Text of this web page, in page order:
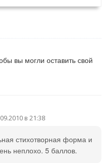
вы могли оставить свой
в 21:38
стихотворная форма и
неплохо. 5 баллов.